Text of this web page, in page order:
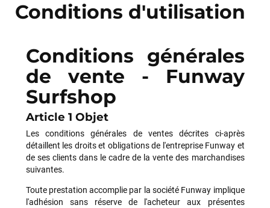
Conditions d'utilisation
Conditions générales
de vente - Funway
Surfshop
Article 1 Objet
Les conditions générales de ventes décrites ci-après
détaillent les droits et obligations de l'entreprise Funway et
de ses clients dans le cadre de la vente des marchandises
suivantes.
Toute prestation accomplie par la société Funway implique
l'adhésion sans réserve de l'acheteur aux présentes